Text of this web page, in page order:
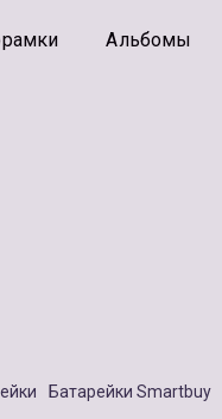
Альбомы
Батарейки Smartbuy